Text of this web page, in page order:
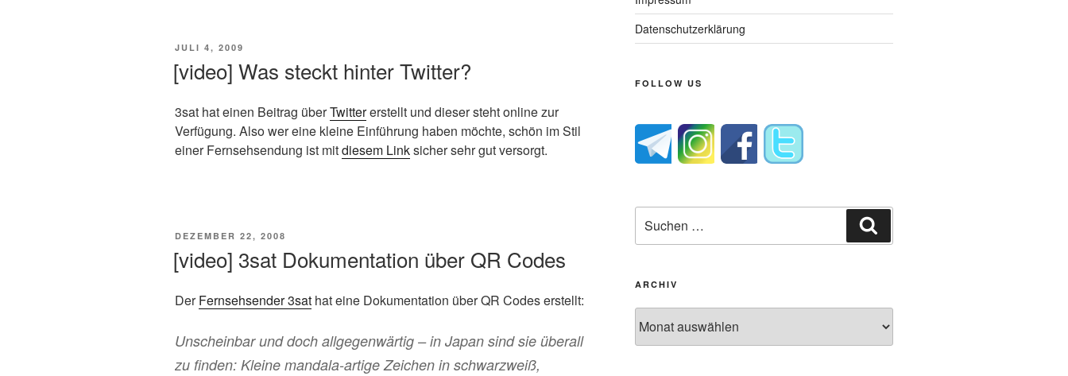
VERÖFFENTLICHT
JULI 4, 2009
[video] Was steckt hinter Twitter?
3sat hat einen Beitrag überTwittererstellt und dieser steht online zur
Verfügung. Also wer eine kleine Einführung haben möchte, schön im Stil
einer Fernsehsendung ist mitdiesem Linksicher sehr gut versorgt.
VERÖFFENTLICHT
DEZEMBER 22, 2008
[video] 3sat Dokumentation über QR Codes
DerFernsehsender 3sat hat eine Dokumentation über QR Codes erstellt:
Unscheinbar und doch allgegenwärtig – in Japan sind sie überall
zu finden: Kleine mandala-artige Zeichen in schwarzweiß,
Datenschutzerklärung
FOLLOW US
nach:
ARCHIV